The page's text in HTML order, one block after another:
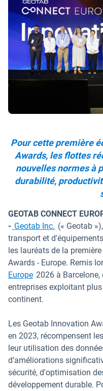
Pour cette première
Awards, les flottes
nouvelles normes à
durabilité,
GEOTAB CONNECT
- Geotab Inc. (« Geotab
transport et
les lauréats de la
Awards - Europe. Remis
EuropeOuvrir dans une
2026 à
entreprises exploitant
continent.
Les Geotab Innovation
en 2023, récompensent
leur utilisation des
d’améliorations
sécurité, d'optimisation
développement durable.